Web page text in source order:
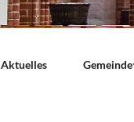
Aktuelles Gemeinde